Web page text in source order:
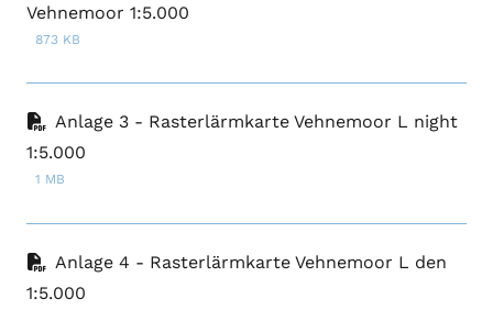
Vehnemoor 1:5.000
873 KB
Anlage 3 - Rasterlärmkarte Vehnemoor L night
1:5.000
1 MB
Anlage 4 - Rasterlärmkarte Vehnemoor L den
1:5.000